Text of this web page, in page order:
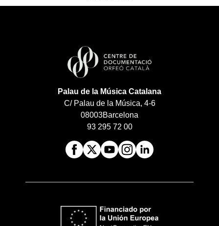
Palau de la Música Catalana
C/ Palau de la Música, 4-6
08003Barcelona
93 295 72 00